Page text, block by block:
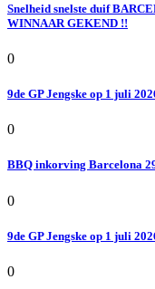
Snelheid snelste duif
WINNAAR GEKEND !!
0
9de GP Jengske op 1 juli
0
BBQ inkorving Barcelona
0
9de GP Jengske op 1 juli
0